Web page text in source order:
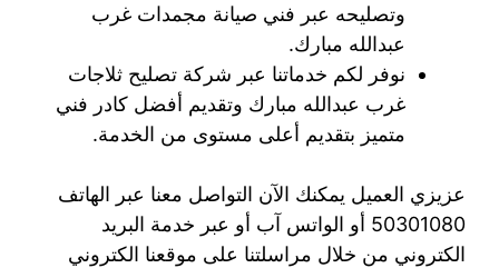
وتصليحه عبر فني صيانة مجمدات غرب
عبدالله مبارك.
نوفر لكم خدماتنا عبر شركة تصليح ثلاجات
غرب عبدالله مبارك وتقديم أفضل كادر فني
متميز بتقديم أعلى مستوى من الخدمة.
عزيزي العميل يمكنك الآن التواصل معنا عبر الهاتف
50301080 أو الواتس آب أو عبر خدمة البريد
الكتروني من خلال مراسلتنا على موقعنا الكتروني